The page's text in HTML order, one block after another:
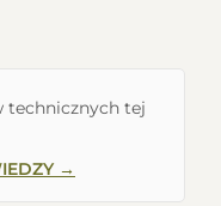
technicznych tej
→